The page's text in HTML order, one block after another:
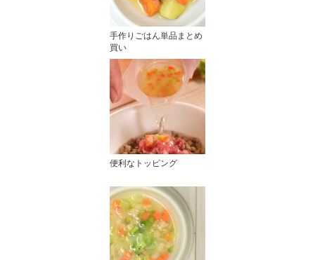
手作りごはん単品まとめ
買い
便利なトッピング